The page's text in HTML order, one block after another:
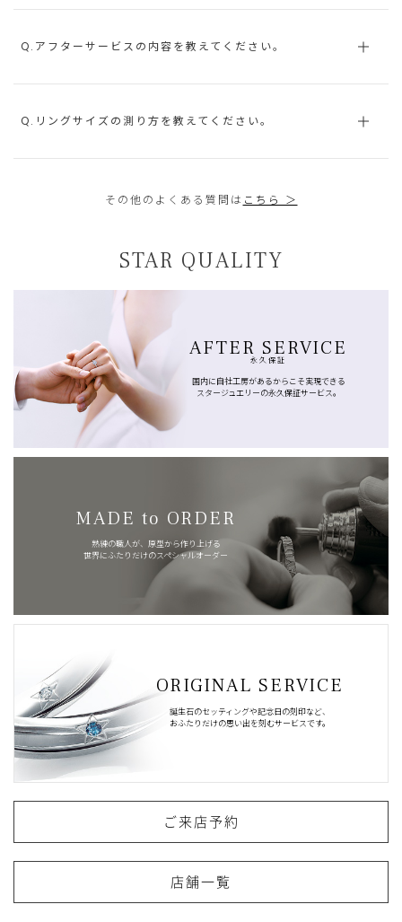
Q.アフターサービスの内容を教えてください。
Q.リングサイズの測り方を教えてください。
その他のよくある質問は こちら ＞
STAR QUALITY
AFTER SERVICE
永久保証
国内に自社工房があるからこそ実現できる
スタージュエリーの永久保証サービス。
MADE to ORDER
熟練の職人が、原型から作り上げる
世界にふたりだけのスペシャルオーダー
ORIGINAL SERVICE
誕生石のセッティングや記念日の刻印など、
おふたりだけの思い出を刻むサービスです。
ご来店予約
店舗一覧